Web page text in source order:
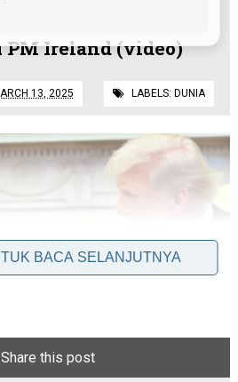
penduduk Palestin
Ireland (video)
13, 2025 LABELS: DUNIA
Amerika Syarikat (AS), Donald
BACA SELANJUTNYA
Share this post